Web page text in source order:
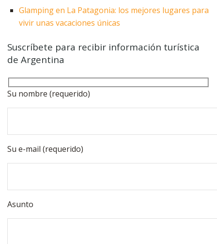
Glamping en La Patagonia: los mejores lugares para
vivir unas vacaciones únicas
Suscríbete para recibir información turística
de Argentina
Su nombre (requerido)
Su e-mail (requerido)
Asunto